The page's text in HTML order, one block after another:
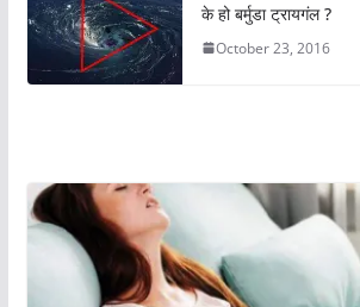
के हो बर्मुडा ट्रायगंल ?
October 23, 2016